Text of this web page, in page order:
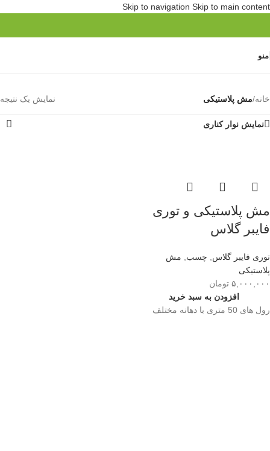
Skip to navigation Skip to main content
منو
خانه/مش پلاستیکی نمایش یک نتیجه
نمایش نوار کناری
مش پلاستیکی و توری
فایبر گلاس
توری فایبر گلاس چسب
مش
پلاستیکی
۵,۰۰۰,۰۰۰ تومان
افزودن به سبد خرید
رول های 50 متری با دهانه مختلف